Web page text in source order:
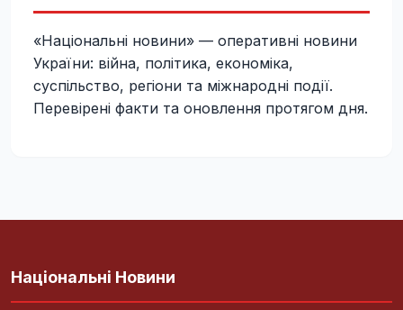
«Національні новини» — оперативні новини
України: війна, політика, економіка,
суспільство, регіони та міжнародні події.
Перевірені факти та оновлення протягом дня.
Національні Новини